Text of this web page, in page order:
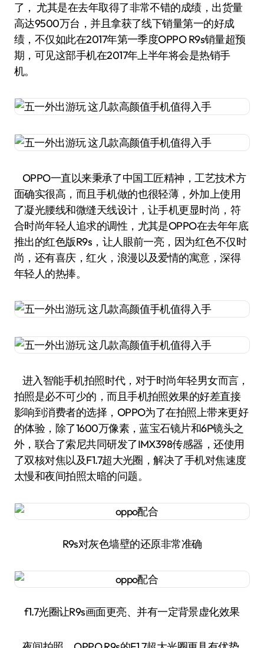
了， 尤其是在去年取得了非常不错的成绩，出货量
高达9500万台，并且拿获了线下销量第一的好成
绩，不仅如此在2017年第一季度OPPO R9s销量超预
期，可见这部手机在2017年上半年将会是热销手
机。
OPPO一直以来秉承了中国工匠精神，工艺技术方
面确实很高，而且手机做的也很轻薄，外加上使用
了凝光腰线和微缝天线设计，让手机更显时尚，符
合时尚年轻人追求的调性，尤其是OPPO在去年年底
推出的红色版R9s，让人眼前一亮，因为红色不仅时
尚，还有喜庆，红火，浪漫以及爱情的寓意，深得
年轻人的热捧。
进入智能手机拍照时代，对于时尚年轻男女而言，
拍照是必不可少的，而且手机拍照效果的好差直接
影响到消费者的选择，OPPO为了在拍照上带来更好
的体验，除了1600万像素，蓝宝石镜片和6P镜头之
外，联合了索尼共同研发了IMX398传感器，还使用
了双核对焦以及F1.7超大光圈，解决了手机对焦速度
太慢和夜间拍照太暗的问题。
R9s对灰色墙壁的还原非常准确
f1.7光圈让R9s画面更亮、并有一定背景虚化效果